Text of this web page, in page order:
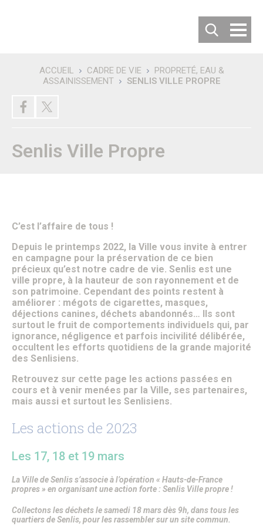
Villes jumelées
Les 50 ans du Jumelage avec Langenfeld
Carte d’identité de la ville
Office de tourisme
Patrimoine & Histoire
Senlis, son histoire
Patrimoine architectural
Pays d’Art & d’Histoire
Les journées Européennes du Patrimoine
Le Sentier des Faubourgs de Senlis
Senlis, ville de Cinéma – Infos pratiques
Fonds de dotation
Senlis, ville connectée
Senlis sur internet et sur les réseaux sociaux
Application officielle de la ville
Senlis Ensemble
FOCUS – Le Pays d’Art et d’Histoire
Musées de Senlis – Guide d’activités
Lettre aux Senlisiens
Passeport du civisme
LA MAIRIE
Le Maire
Les élus
Vie de la municipalité
Recherche
ACCUEIL CADRE DE VIE
PROPRETÉ, EAU &
ASSAINISSEMENT
SENLIS VILLE PROPRE
Senlis Ville Propre
C’est l’affaire de tous !
Depuis le printemps 2022, la Ville vous invite à entrer
en campagne pour la préservation de ce bien
précieux qu’est notre cadre de vie. Senlis est une
ville propre, à la hauteur de son rayonnement et de
son patrimoine. Cependant des points restent à
améliorer : mégots de cigarettes, masques,
déjections canines, déchets abandonnés… Ils sont
surtout le fruit de comportements individuels qui, par
ignorance, négligence et parfois incivilité délibérée,
occultent les efforts quotidiens de la grande majorité
des Senlisiens.
Retrouvez sur cette page les actions passées en
cours et à venir menées par la Ville, ses partenaires,
mais aussi et surtout les Senlisiens.
Les actions de 2023
Les 17, 18 et 19 mars
La Ville de Senlis s’associe à l’opération « Hauts-de-France
propres » en organisant une action forte : Senlis Ville propre !
Collectons les déchets le samedi 18 mars dès 9h, dans tous les
quartiers de Senlis, pour les rassembler sur un site commun.